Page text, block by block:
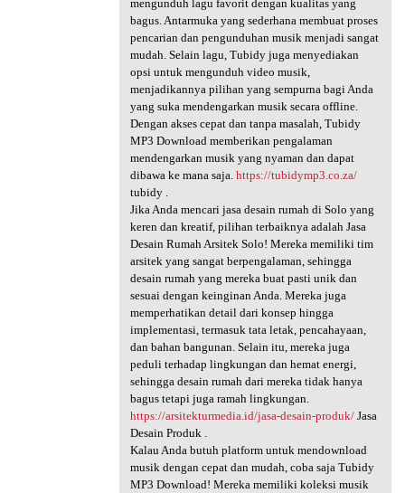
mengunduh lagu favorit dengan kualitas yang
bagus. Antarmuka yang sederhana membuat proses
pencarian dan pengunduhan musik menjadi sangat
mudah. Selain lagu, Tubidy juga menyediakan
opsi untuk mengunduh video musik,
menjadikannya pilihan yang sempurna bagi Anda
yang suka mendengarkan musik secara offline.
Dengan akses cepat dan tanpa masalah, Tubidy
MP3 Download memberikan pengalaman
mendengarkan musik yang nyaman dan dapat
dibawa ke mana saja. https://tubidymp3.co.za/
tubidy .
Jika Anda mencari jasa desain rumah di Solo yang
keren dan kreatif, pilihan terbaiknya adalah Jasa
Desain Rumah Arsitek Solo! Mereka memiliki tim
arsitek yang sangat berpengalaman, sehingga
desain rumah yang mereka buat pasti unik dan
sesuai dengan keinginan Anda. Mereka juga
memperhatikan detail dari konsep hingga
implementasi, termasuk tata letak, pencahayaan,
dan bahan bangunan. Selain itu, mereka juga
peduli terhadap lingkungan dan hemat energi,
sehingga desain rumah dari mereka tidak hanya
bagus tetapi juga ramah lingkungan.
https://arsitekturmedia.id/jasa-desain-produk/Jasa
Desain Produk .
Kalau Anda butuh platform untuk mendownload
musik dengan cepat dan mudah, coba saja Tubidy
MP3 Download! Mereka memiliki koleksi musik